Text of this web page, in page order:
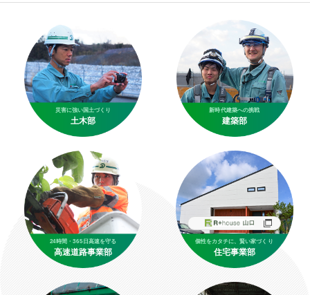
災害に強い国土づくり
土木部
新時代建築への挑戦
建築部
24時間・365日高速を守る
高速道路事業部
個性をカタチに、賢い家づくり
住宅事業部